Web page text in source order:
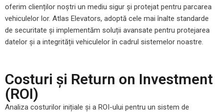
oferim clienților noștri un mediu sigur și protejat pentru parcarea
vehiculelor lor. Atlas Elevators, adoptă cele mai înalte standarde
de securitate și implementăm soluții avansate pentru protejarea
datelor și a integrității vehiculelor în cadrul sistemelor noastre.
Costuri și Return on Investment
(ROI)
Analiza costurilor inițiale și a ROI-ului pentru un sistem de